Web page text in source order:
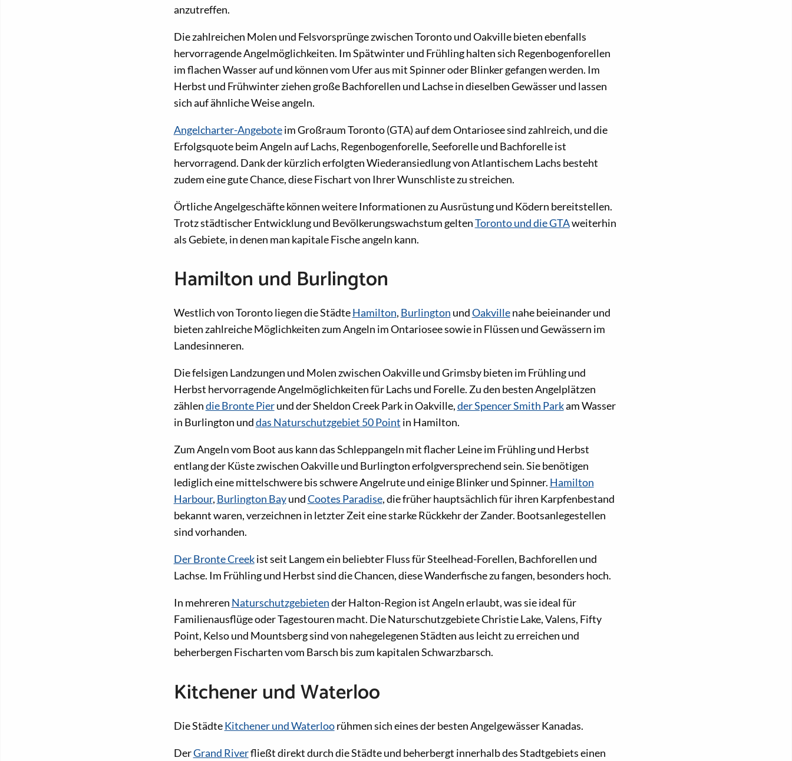
anzutreffen.
Die zahlreichen Molen und Felsvorsprünge zwischen Toronto und Oakville bieten ebenfalls
hervorragende Angelmöglichkeiten. Im Spätwinter und Frühling halten sich Regenbogenforellen
im flachen Wasser auf und können vom Ufer aus mit Spinner oder Blinker gefangen werden. Im
Herbst und Frühwinter ziehen große Bachforellen und Lachse in dieselben Gewässer und lassen
sich auf ähnliche Weise angeln.
Angelcharter-Angeboteim Großraum Toronto (GTA) auf dem Ontariosee sind zahlreich, und die
Erfolgsquote beim Angeln auf Lachs, Regenbogenforelle, Seeforelle und Bachforelle ist
hervorragend. Dank der kürzlich erfolgten Wiederansiedlung von Atlantischem Lachs besteht
zudem eine gute Chance, diese Fischart von Ihrer Wunschliste zu streichen.
Örtliche Angelgeschäfte können weitere Informationen zu Ausrüstung und Ködern bereitstellen.
Trotz städtischer Entwicklung und Bevölkerungswachstum geltenToronto und die GTAweiterhin
als Gebiete, in denen man kapitale Fische angeln kann.
Hamilton und Burlington
Westlich von Toronto liegen die StädteHamilton, Burlington undOakvillenahe beieinander und
bieten zahlreiche Möglichkeiten zum Angeln im Ontariosee sowie in Flüssen und Gewässern im
Landesinneren.
Die felsigen Landzungen und Molen zwischen Oakville und Grimsby bieten im Frühling und
Herbst hervorragende Angelmöglichkeiten für Lachs und Forelle. Zu den besten Angelplätzen
zählendie Bronte Pierund der Sheldon Creek Park in Oakville,der Spencer Smith Parkam Wasser
in Burlington unddas Naturschutzgebiet 50 Point in Hamilton.
Zum Angeln vom Boot aus kann das Schleppangeln mit flacher Leine im Frühling und Herbst
entlang der Küste zwischen Oakville und Burlington erfolgversprechend sein. Sie benötigen
lediglich eine mittelschwere bis schwere Angelrute und einige Blinker und Spinner. Hamilton
Harbour, Burlington BayundCootes Paradise, die früher hauptsächlich für ihren Karpfenbestand
bekannt waren, verzeichnen in letzter Zeit eine starke Rückkehr der Zander. Bootsanlegestellen
sind vorhanden.
Der Bronte Creekist seit Langem ein beliebter Fluss für Steelhead-Forellen, Bachforellen und
Lachse. Im Frühling und Herbst sind die Chancen, diese Wanderfische zu fangen, besonders hoch.
In mehreren Naturschutzgebietender Halton-Region ist Angeln erlaubt, was sie ideal für
Familienausflüge oder Tagestouren macht. Die Naturschutzgebiete Christie Lake, Valens, Fifty
Point, Kelso und Mountsberg sind von nahegelegenen Städten aus leicht zu erreichen und
beherbergen Fischarten vom Barsch bis zum kapitalen Schwarzbarsch.
Kitchener und Waterloo
Die StädteKitchener und Waterloorühmen sich eines der besten Angelgewässer Kanadas.
DerGrand Riverfließt direkt durch die Städte und beherbergt innerhalb des Stadtgebiets einen